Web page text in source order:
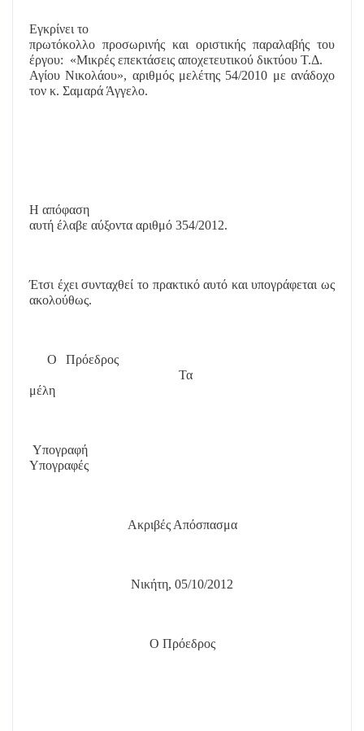
Εγκρίνει το
πρωτόκολλο προσωρινής και οριστικής παραλαβής του
έργου: «Μικρές επεκτάσεις αποχετευτικού δικτύου Τ.Δ.
Αγίου Νικολάου», αριθμός μελέτης 54/2010 με ανάδοχο
τον κ. Σαμαρά Άγγελο.
Η απόφαση
αυτή έλαβε αύξοντα αριθμό 354/2012.
Έτσι έχει συνταχθεί το πρακτικό αυτό και υπογράφεται ως
ακολούθως.
Ο Πρόεδρος
Τα
μέλη
Υπογραφή
Υπογραφές
Ακριβές Απόσπασμα
Νικήτη, 05/10/2012
Ο Πρόεδρος